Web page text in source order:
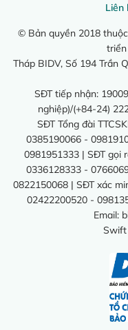
Liên
© Bản quyền 2018
Tháp BIDV, Số 194 Trần
SĐT tiếp nhận:
nghiệp)/(+84-24)
SĐT Tổng đài
0385190066 -
0981951333 | SĐT gọi
0336128333 -
0822150068 | SĐT xác
02422200520 -
Email:
Swift